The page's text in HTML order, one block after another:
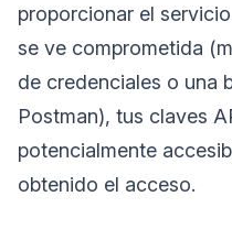
proporcionar el
se ve comprometida
de credenciales o una
Postman), tus claves
potencialmente
obtenido el acceso.